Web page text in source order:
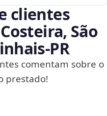
clientes
São
comentam sobre o
prestado!